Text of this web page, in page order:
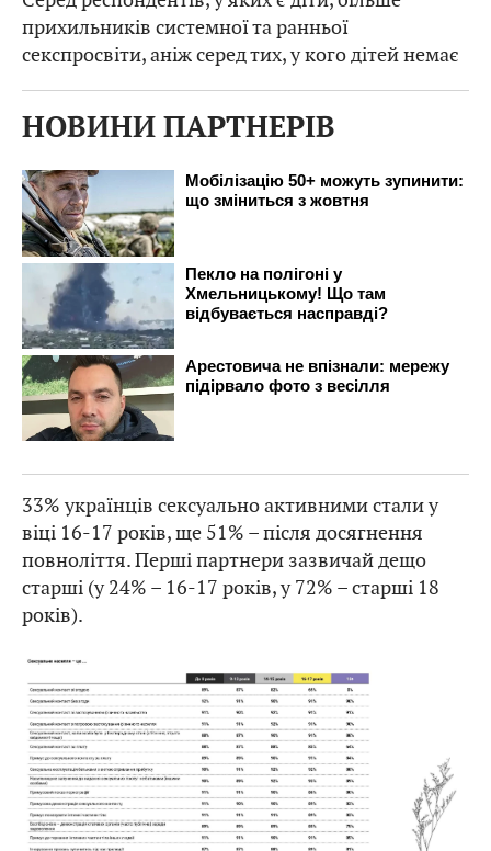
прихильників системної та ранньої
секспросвіти, аніж серед тих, у кого дітей немає
НОВИНИ ПАРТНЕРІВ
33% українців сексуально активними стали у
віці 16-17 років, ще 51% – після досягнення
повноліття. Перші партнери зазвичай дещо
старші (у 24% – 16-17 років, у 72% – старші 18
років).